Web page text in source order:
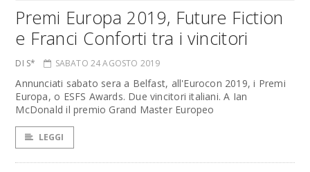
Premi Europa 2019, Future Fiction
e Franci Conforti tra i vincitori
DI S* SABATO 24 AGOSTO 2019
Annunciati sabato sera a Belfast, all'Eurocon 2019, i Premi
Europa, o ESFS Awards. Due vincitori italiani. A Ian
McDonald il premio Grand Master Europeo
LEGGI